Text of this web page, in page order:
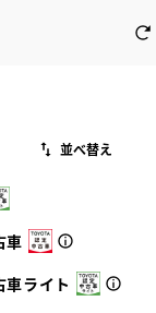
車
車ライト